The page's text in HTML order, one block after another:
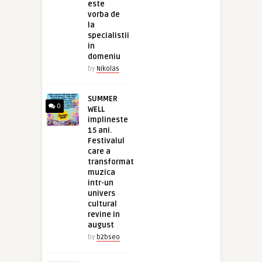
este
vorba de
la
specialistii
in
domeniu
by Nikolas
0
SUMMER
WELL
implineste
15 ani.
Festivalul
care a
transformat
muzica
intr-un
univers
cultural
revine in
august
by b2bseo